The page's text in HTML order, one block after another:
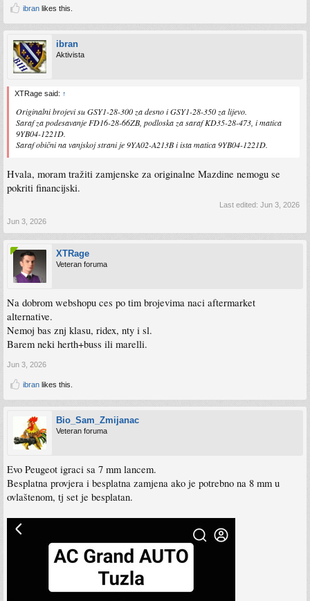
ibran likes this.
ibran
Aktivista
XTRage said: ↑
Originalni brojevi su GSY1-28-300 za desno i GSY1-28-350 za lijevo.
Saraf za podesavanje FD16-28-66ZB, podloska za saraf KD35-28-473, i matica
9YB04-1221D.
Saraf obični na vanjskoj strani je 9YA02-A213B i ista matica 9YB04-1221D.
Hvala, moram tražiti zamjenske za originalne Mazdine nemogu se
pokriti financijski.
Last edited: Jun 3, 2026
Jun 3, 2026
XTRage
Veteran foruma
Na dobrom webshopu ces po tim brojevima naci aftermarket
alternative.
Nemoj bas znj klasu, ridex, nty i sl.
Barem neki herth+buss ili marelli.
Jun 3, 2026
ibran likes this.
Bio_Sam_Zmijanac
Veteran foruma
Evo Peugeot igraci sa 7 mm lancem.
Besplatna provjera i besplatna zamjena ako je potrebno na 8 mm u
ovlaštenom, tj set je besplatan.